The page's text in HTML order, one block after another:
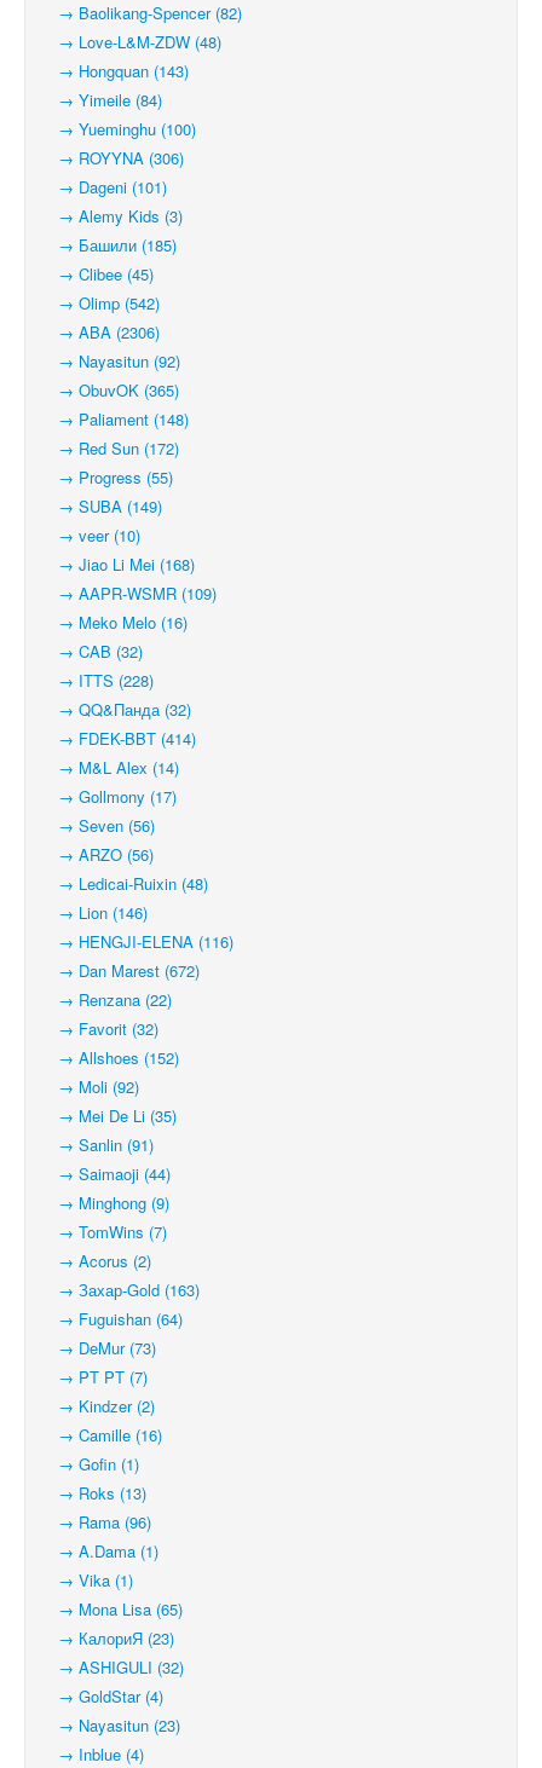
→ Baolikang-Spencer (82)
→ Love-L&M-ZDW (48)
→ Hongquan (143)
→ Yimeile (84)
→ Yueminghu (100)
→ ROYYNA (306)
→ Dageni (101)
→ Alemy Kids (3)
→ Башили (185)
→ Clibee (45)
→ Olimp (542)
→ ABA (2306)
→ Nayasitun (92)
→ ObuvOK (365)
→ Paliament (148)
→ Red Sun (172)
→ Progress (55)
→ SUBA (149)
→ veer (10)
→ Jiao Li Mei (168)
→ AAPR-WSMR (109)
→ Meko Melo (16)
→ CAB (32)
→ ITTS (228)
→ QQ&Панда (32)
→ FDEK-BBT (414)
→ M&L Alex (14)
→ Gollmony (17)
→ Seven (56)
→ ARZO (56)
→ Ledicai-Ruixin (48)
→ Lion (146)
→ HENGJI-ELENA (116)
→ Dan Marest (672)
→ Renzana (22)
→ Favorit (32)
→ Allshoes (152)
→ Moli (92)
→ Mei De Li (35)
→ Sanlin (91)
→ Saimaoji (44)
→ Minghong (9)
→ TomWins (7)
→ Acorus (2)
→ Захар-Gold (163)
→ Fuguishan (64)
→ DeMur (73)
→ PT PT (7)
→ Kindzer (2)
→ Camille (16)
→ Gofin (1)
→ Roks (13)
→ Rama (96)
→ A.Dama (1)
→ Vika (1)
→ Mona Lisa (65)
→ КалориЯ (23)
→ ASHIGULI (32)
→ GoldStar (4)
→ Nayasitun (23)
→ Inblue (4)